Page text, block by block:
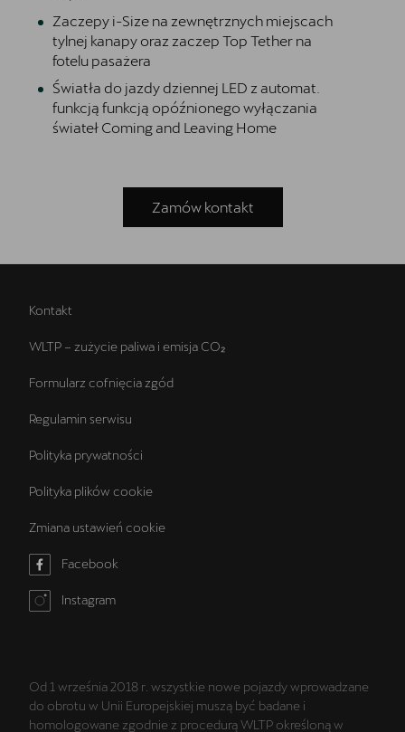
Zaczepy i-Size na zewnętrznych miejscach
tylnej kanapy oraz zaczep Top Tether na
fotelu pasażera
Światła do jazdy dziennej LED z automat.
funkcją funkcją opóźnionego wyłączania
świateł Coming and Leaving Home
Zamów kontakt
Kontakt
WLTP – zużycie paliwa i emisja CO₂
Formularz cofnięcia zgód
Regulamin serwisu
Polityka prywatności
Polityka plików cookie
Zmiana ustawień cookie
Facebook
Instagram
Od 1 września 2018 r. wszystkie nowe pojazdy wprowadzane
do obrotu w Unii Europejskiej muszą być badane i
homologowane zgodnie z procedurą WLTP określoną w